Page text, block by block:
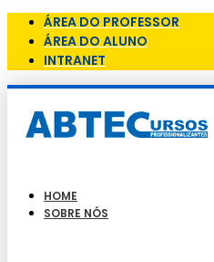
ÁREA DO PROFESSOR
ÁREA DO ALUNO
INTRANET
HOME
SOBRE NÓS